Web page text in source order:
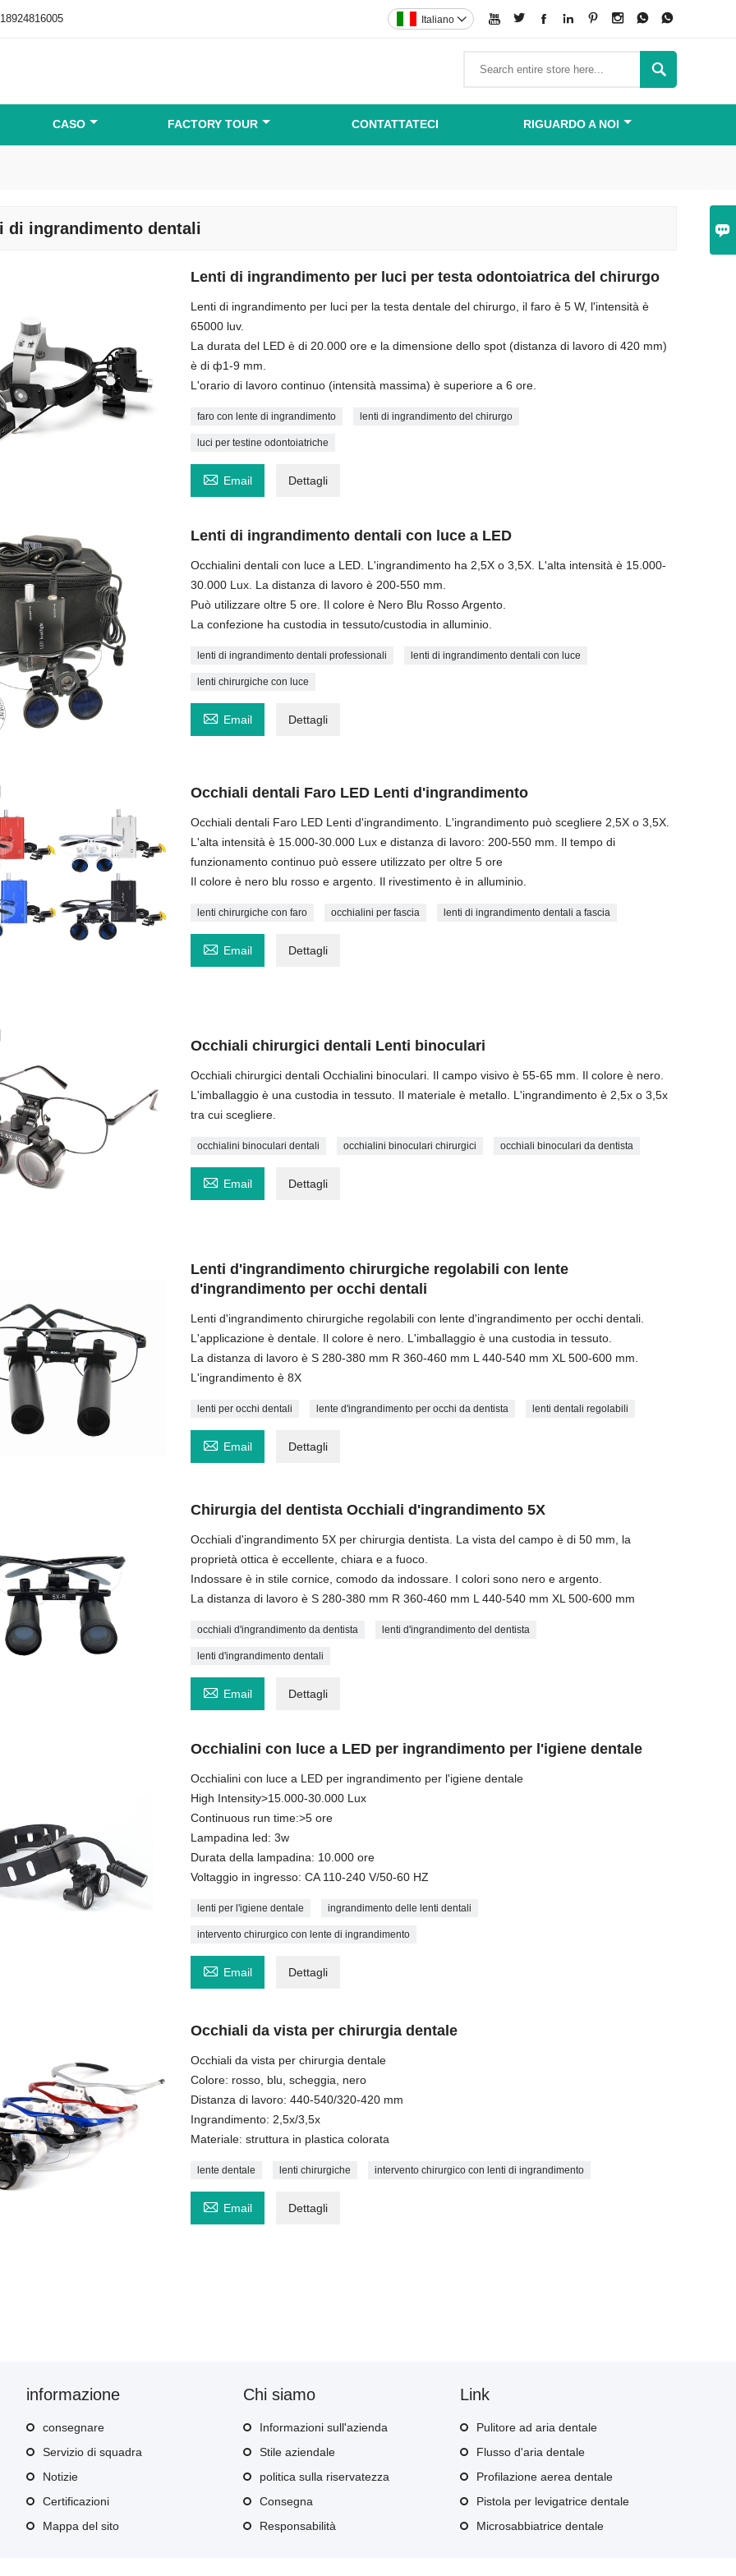

       
Italiano 

CASO FACTORY TOUR CONTATTATECI RIGUARDO A NOI
di ingrandimento dentali
Lenti di ingrandimento per luci per testa odontoiatrica del chirurgo
Lenti di ingrandimento per luci per la testa dentale del chirurgo, il faro è 5 W, l'intensità è
65000 luv.
La durata del LED è di 20.000 ore e la dimensione dello spot (distanza di lavoro di 420 mm)
è di ф1-9 mm.
L'orario di lavoro continuo (intensità massima) è superiore a 6 ore.
faro con lente di ingrandimento lenti di ingrandimento del chirurgo
luci per testine odontoiatriche
 Email Dettagli
Lenti di ingrandimento dentali con luce a LED
Occhialini dentali con luce a LED. L'ingrandimento ha 2,5X o 3,5X. L'alta intensità è 15.000-
30.000 Lux. La distanza di lavoro è 200-550 mm.
Può utilizzare oltre 5 ore. Il colore è Nero Blu Rosso Argento.
La confezione ha custodia in tessuto/custodia in alluminio.
lenti di ingrandimento dentali professionali lenti di ingrandimento dentali con luce
lenti chirurgiche con luce
 Email Dettagli
Occhiali dentali Faro LED Lenti d'ingrandimento
Occhiali dentali Faro LED Lenti d'ingrandimento. L'ingrandimento può scegliere 2,5X o 3,5X.
L'alta intensità è 15.000-30.000 Lux e distanza di lavoro: 200-550 mm. Il tempo di
funzionamento continuo può essere utilizzato per oltre 5 ore
Il colore è nero blu rosso e argento. Il rivestimento è in alluminio.
lenti chirurgiche con faro occhialini per fascia lenti di ingrandimento dentali a fascia
 Email Dettagli
Occhiali chirurgici dentali Lenti binoculari
Occhiali chirurgici dentali Occhialini binoculari. Il campo visivo è 55-65 mm. Il colore è nero.
L'imballaggio è una custodia in tessuto. Il materiale è metallo. L'ingrandimento è 2,5x o 3,5x
tra cui scegliere.
occhialini binoculari dentali occhialini binoculari chirurgici occhiali binoculari da dentista
 Email Dettagli
Lenti d'ingrandimento chirurgiche regolabili con lente
d'ingrandimento per occhi dentali
Lenti d'ingrandimento chirurgiche regolabili con lente d'ingrandimento per occhi dentali.
L'applicazione è dentale. Il colore è nero. L'imballaggio è una custodia in tessuto.
La distanza di lavoro è S 280-380 mm R 360-460 mm L 440-540 mm XL 500-600 mm.
L'ingrandimento è 8X
lenti per occhi dentali lente d'ingrandimento per occhi da dentista lenti dentali regolabili
 Email Dettagli
Chirurgia del dentista Occhiali d'ingrandimento 5X
Occhiali d'ingrandimento 5X per chirurgia dentista. La vista del campo è di 50 mm, la
proprietà ottica è eccellente, chiara e a fuoco.
Indossare è in stile cornice, comodo da indossare. I colori sono nero e argento.
La distanza di lavoro è S 280-380 mm R 360-460 mm L 440-540 mm XL 500-600 mm
occhiali d'ingrandimento da dentista lenti d'ingrandimento del dentista
lenti d'ingrandimento dentali
 Email Dettagli
Occhialini con luce a LED per ingrandimento per l'igiene dentale
Occhialini con luce a LED per ingrandimento per l'igiene dentale
High Intensity>15.000-30.000 Lux
Continuous run time:>5 ore
Lampadina led: 3w
Durata della lampadina: 10.000 ore
Voltaggio in ingresso: CA 110-240 V/50-60 HZ
lenti per l'igiene dentale ingrandimento delle lenti dentali
intervento chirurgico con lente di ingrandimento
 Email Dettagli
Occhiali da vista per chirurgia dentale
Occhiali da vista per chirurgia dentale
Colore: rosso, blu, scheggia, nero
Distanza di lavoro: 440-540/320-420 mm
Ingrandimento: 2,5x/3,5x
Materiale: struttura in plastica colorata
lente dentale lenti chirurgiche intervento chirurgico con lenti di ingrandimento
 Email Dettagli
informazione
consegnare
Servizio di squadra
Notizie
Certificazioni
Mappa del sito
Chi siamo
Informazioni sull'azienda
Stile aziendale
politica sulla riservatezza
Consegna
Responsabilità
Link
Pulitore ad aria dentale
Flusso d'aria dentale
Profilazione aerea dentale
Pistola per levigatrice dentale
Microsabbiatrice dentale